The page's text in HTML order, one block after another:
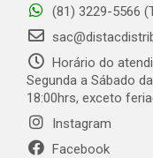
(81) 3229-5566
Horário do
Segunda a Sábado
18:00hrs, exceto
Instagram
Facebook